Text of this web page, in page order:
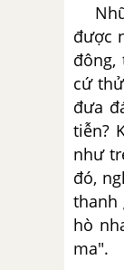
được
đông,
cứ
đưa
tiễn?
như
đó,
thanh
hò
ma".